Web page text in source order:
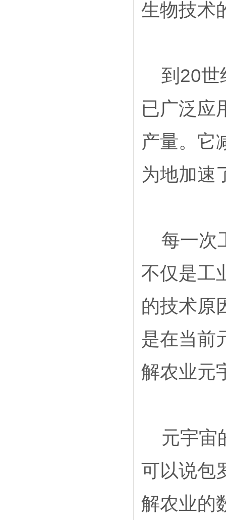
生物技术
到 20世
已广泛应
产量。它
为地加速
每一次
不仅是工
的技术原
是在当前
解农业元
元宇宙
可以说包
解农业的